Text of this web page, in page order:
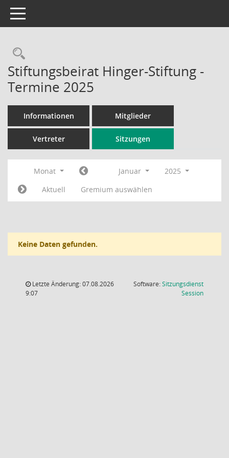
Toggle navigation
Rechercheauswahl
Stiftungsbeirat Hinger-Stiftung -
Termine 2025
Informationen Mitglieder
Vertreter Sitzungen
Monat Januar
2025
Aktuell
Gremium auswählen
Keine Daten gefunden.
Letzte Änderung: 07.08.2026
9:07
Software:Sitzungsdienst
Session(Wird in